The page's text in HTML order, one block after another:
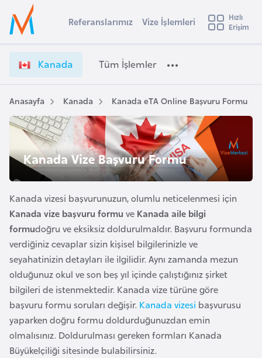
Ülke Seçimi
Başvuru yapmak istediğiniz ülkeyi seçin
Üye
Girişi
a
a
d
a
V
i
z
e
İ
ş
l
e
m
r
i
e
i
Referanslarımız Vize İşlemleri
Hızlı
Erişim
Kanada Tüm İşlemler
Anasayfa Kanada Kanada eTA Online Başvuru Formu
Kanada Vize Başvuru Formu
Kanada vizesi başvurunuzun, olumlu neticelenmesi için
Kanada vize başvuru formu ve Kanada aile bilgi
formudoğru ve eksiksiz doldurulmaldır. Başvuru formunda
verdiğiniz cevaplar sizin kişisel bilgilerinizle ve
seyahatinizin detayları ile ilgilidir. Aynı zamanda mezun
olduğunuz okul ve son beş yıl içinde çalıştığınız şirket
bilgileri de istenmektedir. Kanada vize türüne göre
başvuru formu soruları değişir. Kanada vizesi başvurusu
yaparken doğru formu doldurduğunuzdan emin
olmalısınız. Doldurulması gereken formları Kanada
Büyükelçiliği sitesinde bulabilirsiniz.
s
t
r
a
v
t
u
r
y
a
A
z
e
r